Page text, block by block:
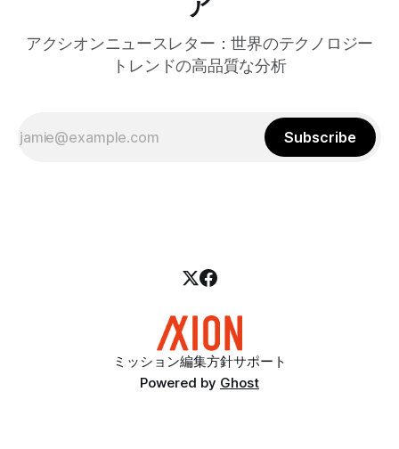
アクシオンニュースレター：世界のテクノロジー
トレンドの高品質な分析
Subscribe
ミッション編集方針サポート
Powered by Ghost